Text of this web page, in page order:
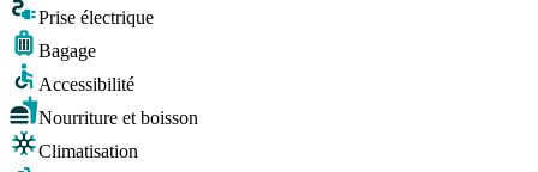
Prise électrique
Bagage
Accessibilité
Nourriture et boisson
Climatisation